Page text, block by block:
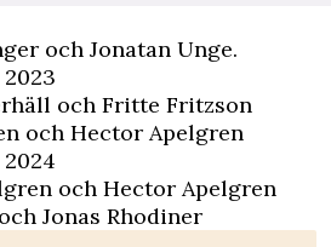
och Jonatan Unge.
och Fritte Fritzson
och Hector Apelgren
och Hector Apelgren
Jonas Rhodiner